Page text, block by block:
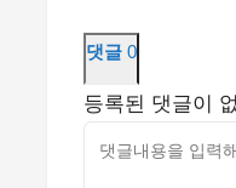
댓글 0
등록된 댓글이